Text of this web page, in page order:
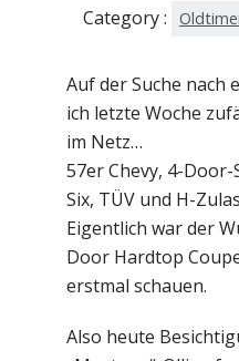
Category :
Auf der Suche nach
ich letzte Woche
im Netz…
57er Chevy, 4-Door-
Six, TÜV und H-
Eigentlich war der
Door Hardtop
erstmal schauen.
Also heute